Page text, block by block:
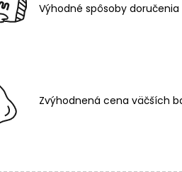
Výhodné spôsoby doručenia
Zvýhodnená cena väčších